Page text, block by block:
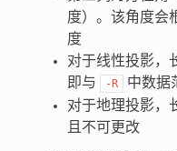
度）。该角度会
度
对于线性投影，
即与
-R
中数据
对于地理投影，
且不可更改